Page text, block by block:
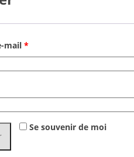
mail *
Se souvenir de moi